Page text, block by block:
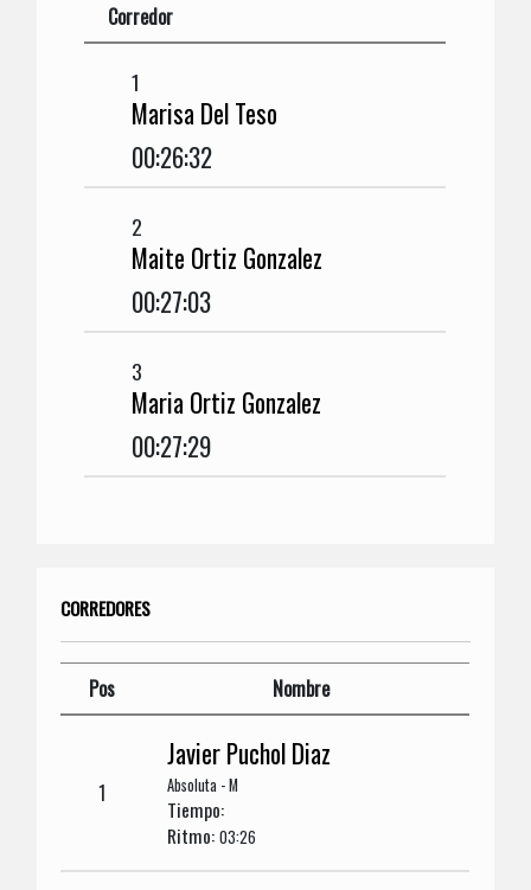
Corredor
1
Marisa Del Teso
00:26:32
2
Maite Ortiz Gonzalez
00:27:03
3
Maria Ortiz Gonzalez
00:27:29
CORREDORES
Pos Nombre
1
Javier Puchol Diaz
Absoluta - M
Tiempo:
Ritmo:03:26